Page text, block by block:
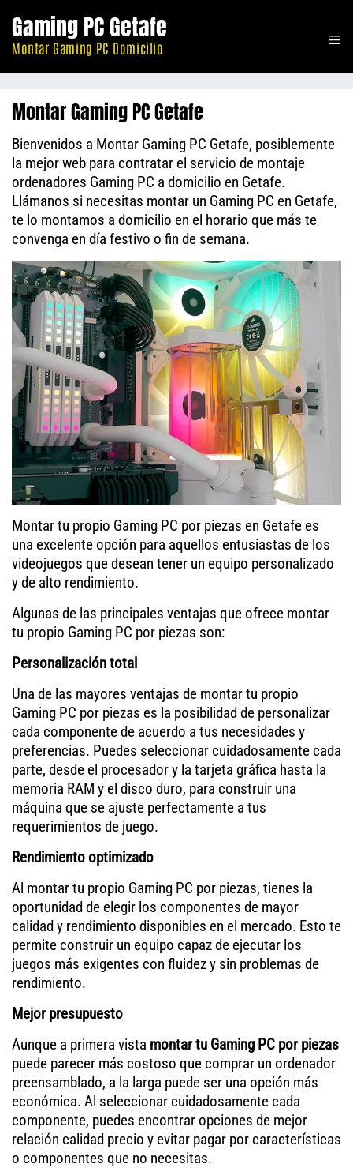
contenido
Gaming PC Getafe
Montar Gaming PC Domicilio
Montar Gaming PC Getafe
Bienvenidos a Montar Gaming PC Getafe, posiblemente
la mejor web para contratar el servicio de montaje
ordenadores Gaming PC a domicilio en Getafe.
Llámanos si necesitas montar un Gaming PC en Getafe,
te lo montamos a domicilio en el horario que más te
convenga en día festivo o fin de semana.
Montar tu propio Gaming PC por piezas en Getafe es
una excelente opción para aquellos entusiastas de los
videojuegos que desean tener un equipo personalizado
y de alto rendimiento.
Algunas de las principales ventajas que ofrece montar
tu propio Gaming PC por piezas son:
Personalización total
Una de las mayores ventajas de montar tu propio
Gaming PC por piezas es la posibilidad de personalizar
cada componente de acuerdo a tus necesidades y
preferencias. Puedes seleccionar cuidadosamente cada
parte, desde el procesador y la tarjeta gráfica hasta la
memoria RAM y el disco duro, para construir una
máquina que se ajuste perfectamente a tus
requerimientos de juego.
Rendimiento optimizado
Al montar tu propio Gaming PC por piezas, tienes la
oportunidad de elegir los componentes de mayor
calidad y rendimiento disponibles en el mercado. Esto te
permite construir un equipo capaz de ejecutar los
juegos más exigentes con fluidez y sin problemas de
rendimiento.
Mejor presupuesto
Aunque a primera vista montar tu Gaming PC por piezas
puede parecer más costoso que comprar un ordenador
preensamblado, a la larga puede ser una opción más
económica. Al seleccionar cuidadosamente cada
componente, puedes encontrar opciones de mejor
relación calidad precio y evitar pagar por características
o componentes que no necesitas.